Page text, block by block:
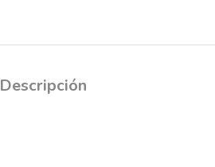
Descripción